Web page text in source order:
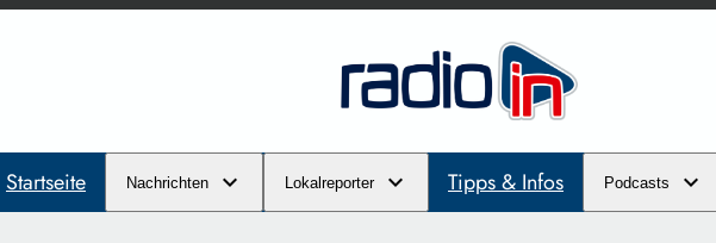
Startseite Nachrichten Lokalreporter Tipps & Infos Podcasts